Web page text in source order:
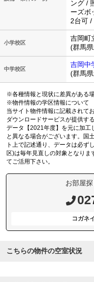
ング /
ーズボ
2台可
小学校区
吉岡町
(群馬
中学校区
吉岡中
(群馬
※各種情報と現状に差異がある
※物件情報の学区情報について
当サイト物件情報に記載されて
ダウンロードサービスが提供す
データ【2021年度】を元に加工
と異なる場合がございます。国
ト上で記述通り、データは必ず
区)は毎年見直しの対象となり
てご活用下さい。
お部屋
コガネ
こちらの物件の空室状況